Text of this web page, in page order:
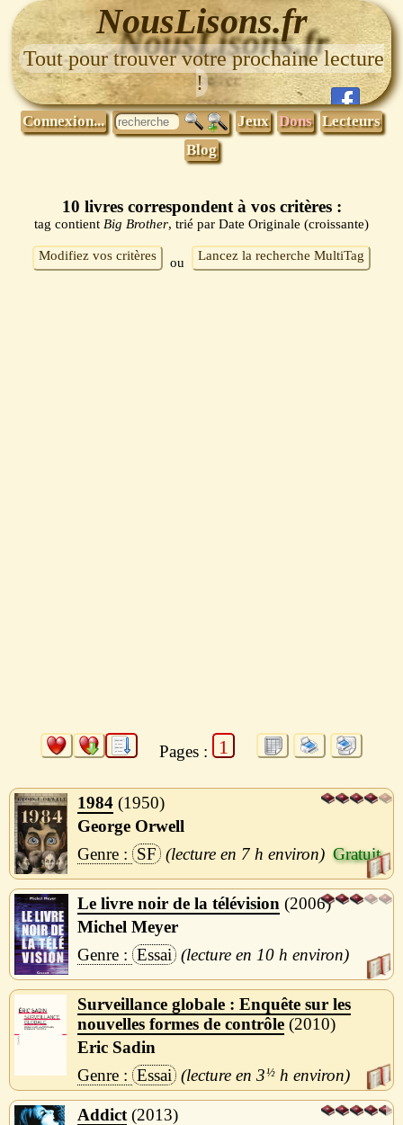
NousLisons.fr
Tout pour trouver votre prochaine lecture
!
Connexion... Jeux Dons Lecteurs
Blog
10 livres correspondent à vos critères :
tag contient Big Brother, trié par Date Originale (croissante)
Modifiez vos critères ou Lancez la recherche MultiTag
Pages : 1
1984 1950
George Orwell
SF
7 h
Le livre noir de la télévision
2006
Michel Meyer
Essai
10 h
Surveillance globale : Enquête sur les
nouvelles formes de contrôle 2010
Eric Sadin
Essai
3½ h
Addict 2013